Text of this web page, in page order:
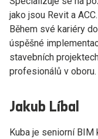
jako jsou Revit a ACC.
Během své kariéry
úspěšné
stavebních
profesionálů v oboru.
Jakub Líbal
Kuba je seniorní